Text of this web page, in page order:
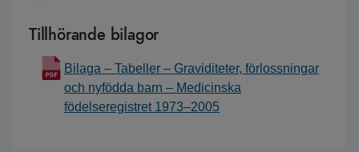
Tillhörande bilagor
Bilaga – Tabeller – Graviditeter, förlossningar
och nyfödda barn – Medicinska
födelseregistret 1973–2005